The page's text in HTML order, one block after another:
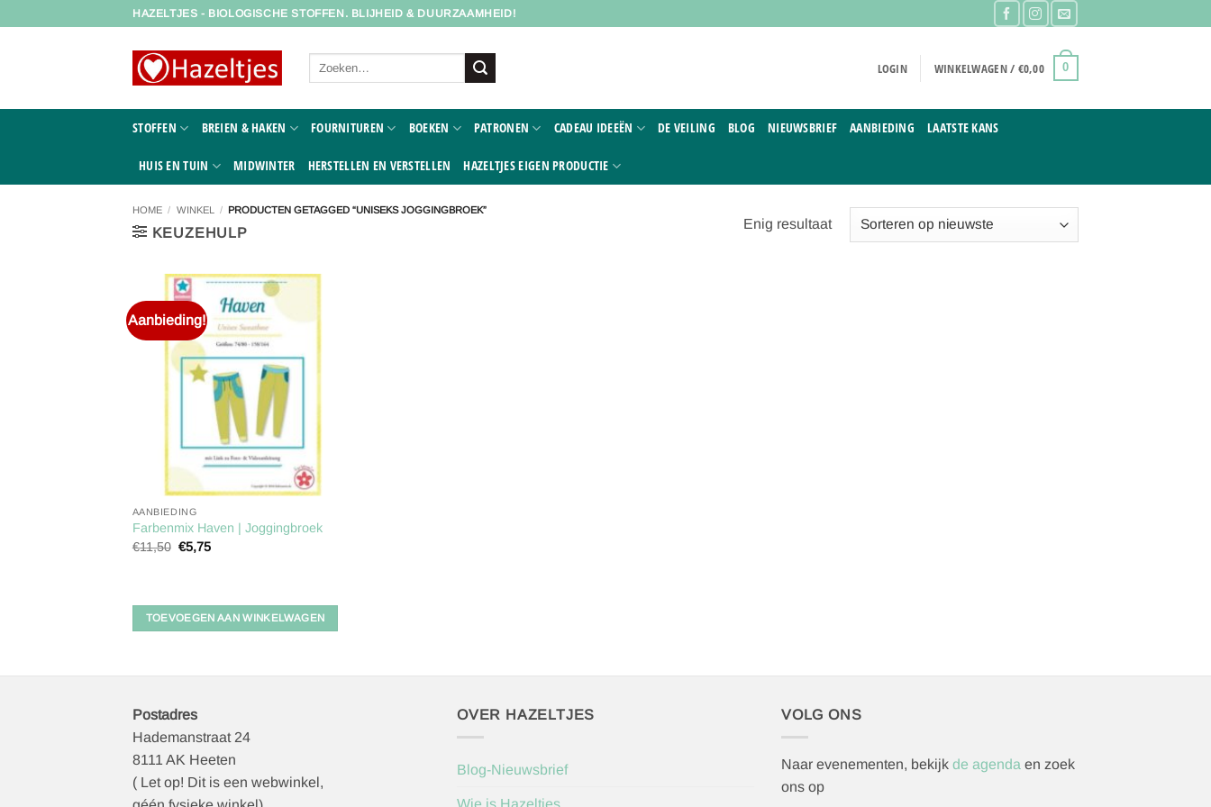
HAZELTJES - BIOLOGISCHE STOFFEN. BLIJHEID & DUURZAAMHEID!
Zoeken
LOGIN WINKELWAGEN / €0,00 0
STOFFEN BREIEN & HAKEN FOURNITUREN BOEKEN PATRONEN CADEAU IDEEËN DE VEILING BLOG NIEUWSBRIEF AANBIEDING LAATSTE KANS
HUIS EN TUIN MIDWINTER HERSTELLEN EN VERSTELLEN HAZELTJES EIGEN PRODUCTIE
HOME / WINKEL / PRODUCTEN GETAGGED “UNISEKS JOGGINGBROEK”
KEUZEHULP
Enig resultaat
Aanbieding!
Toevoegen
AANBIEDING
Farbenmix Haven | Joggingbroek
€11,50 Oorspronkelijke
prijs
€5,75Huidige
TOEVOEGEN AAN WINKELWAGEN
Postadres
Hademanstraat 24
8111 AK Heeten
( Let op! Dit is een webwinkel,
OVER HAZELTJES
Blog-Nieuwsbrief
Wie is Hazeltjes
VOLG ONS
Naar evenementen, bekijk de agenda en zoek
ons op